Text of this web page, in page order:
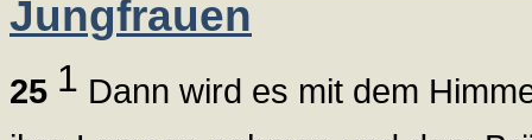
Jungfrauen
25 1 Dann wird es mit dem